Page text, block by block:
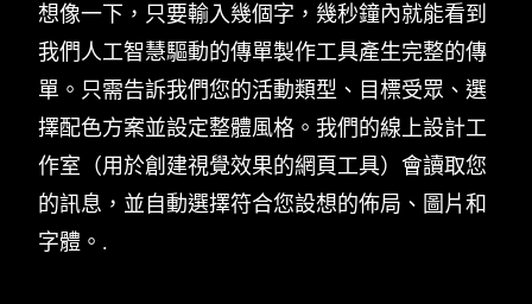
想像一下，只要輸入幾個字，幾秒鐘內就能看到
我們人工智慧驅動的傳單製作工具產生完整的傳
單。只需告訴我們您的活動類型、目標受眾、選
擇配色方案並設定整體風格。我們的線上設計工
作室（用於創建視覺效果的網頁工具）會讀取您
的訊息，並自動選擇符合您設想的佈局、圖片和
字體。.